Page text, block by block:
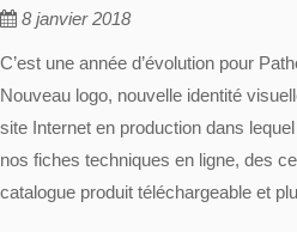
8 janvier 2018
C’est une année d’évolution pour
Nouveau logo, nouvelle identité
site Internet en production dans
nos fiches techniques en ligne, des
catalogue produit téléchargeable et